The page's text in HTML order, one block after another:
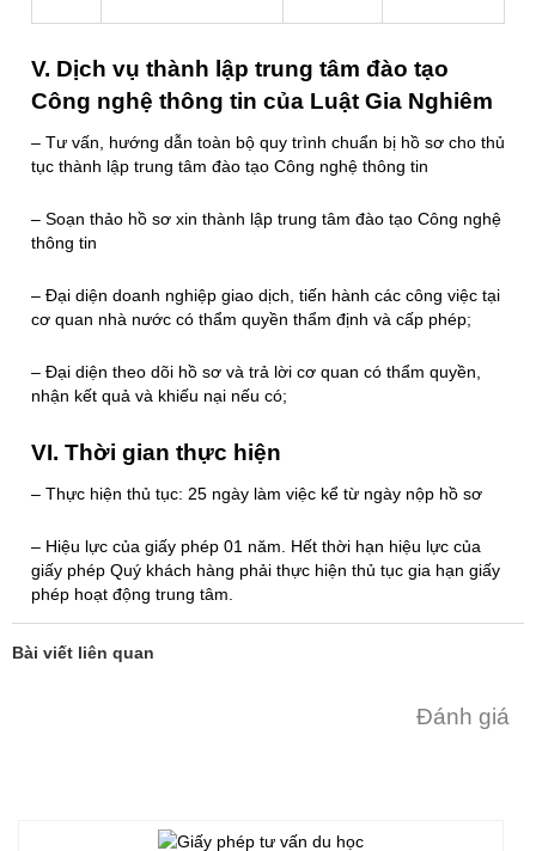
V. Dịch vụ thành lập trung tâm đào tạo
Công nghệ thông tin của Luật Gia Nghiêm
– Tư vấn, hướng dẫn toàn bộ quy trình chuẩn bị hồ sơ cho thủ
tục thành lập trung tâm đào tạo Công nghệ thông tin
– Soạn thảo hồ sơ xin thành lập trung tâm đào tạo Công nghệ
thông tin
– Đại diện doanh nghiệp giao dịch, tiến hành các công việc tại
cơ quan nhà nước có thẩm quyền thẩm định và cấp phép;
– Đại diện theo dõi hồ sơ và trả lời cơ quan có thẩm quyền,
nhận kết quả và khiếu nại nếu có;
VI. Thời gian thực hiện
– Thực hiện thủ tục: 25 ngày làm việc kể từ ngày nộp hồ sơ
– Hiệu lực của giấy phép 01 năm. Hết thời hạn hiệu lực của
giấy phép Quý khách hàng phải thực hiện thủ tục gia hạn giấy
phép hoạt động trung tâm.
Bài viết liên quan
Đánh giá